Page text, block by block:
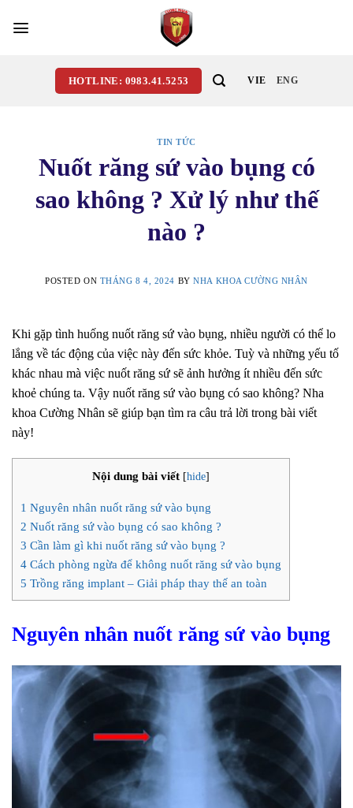
HOTLINE: 0983.41.5253 VIE ENG
TIN TỨC
Nuốt răng sứ vào bụng có
sao không ? Xử lý như thế
nào ?
POSTED ON THÁNG 8 4, 2024 BYNHA KHOA CƯỜNG NHÂN
Khi gặp tình huống nuốt răng sứ vào bụng, nhiều người có thể lo
lắng về tác động của việc này đến sức khỏe. Tuỳ và những yếu tố
khác nhau mà việc nuốt răng sứ sẽ ảnh hưởng ít nhiều đến sức
khoẻ chúng ta. Vậy nuốt răng sứ vào bụng có sao không? Nha
khoa Cường Nhân sẽ giúp bạn tìm ra câu trả lời trong bài viết
này!
Nội dung bài viết [hide]
1 Nguyên nhân nuốt răng sứ vào bụng
2 Nuốt răng sứ vào bụng có sao không ?
3 Cần làm gì khi nuốt răng sứ vào bụng ?
4 Cách phòng ngừa để không nuốt răng sứ vào bụng
5 Trồng răng implant – Giải pháp thay thế an toàn
Nguyên nhân nuốt răng sứ vào bụng